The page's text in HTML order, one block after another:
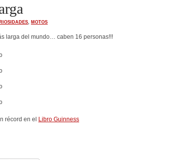
, MOTOS
larga del mundo… caben 16 personas!!!
récord en el Libro Guinness